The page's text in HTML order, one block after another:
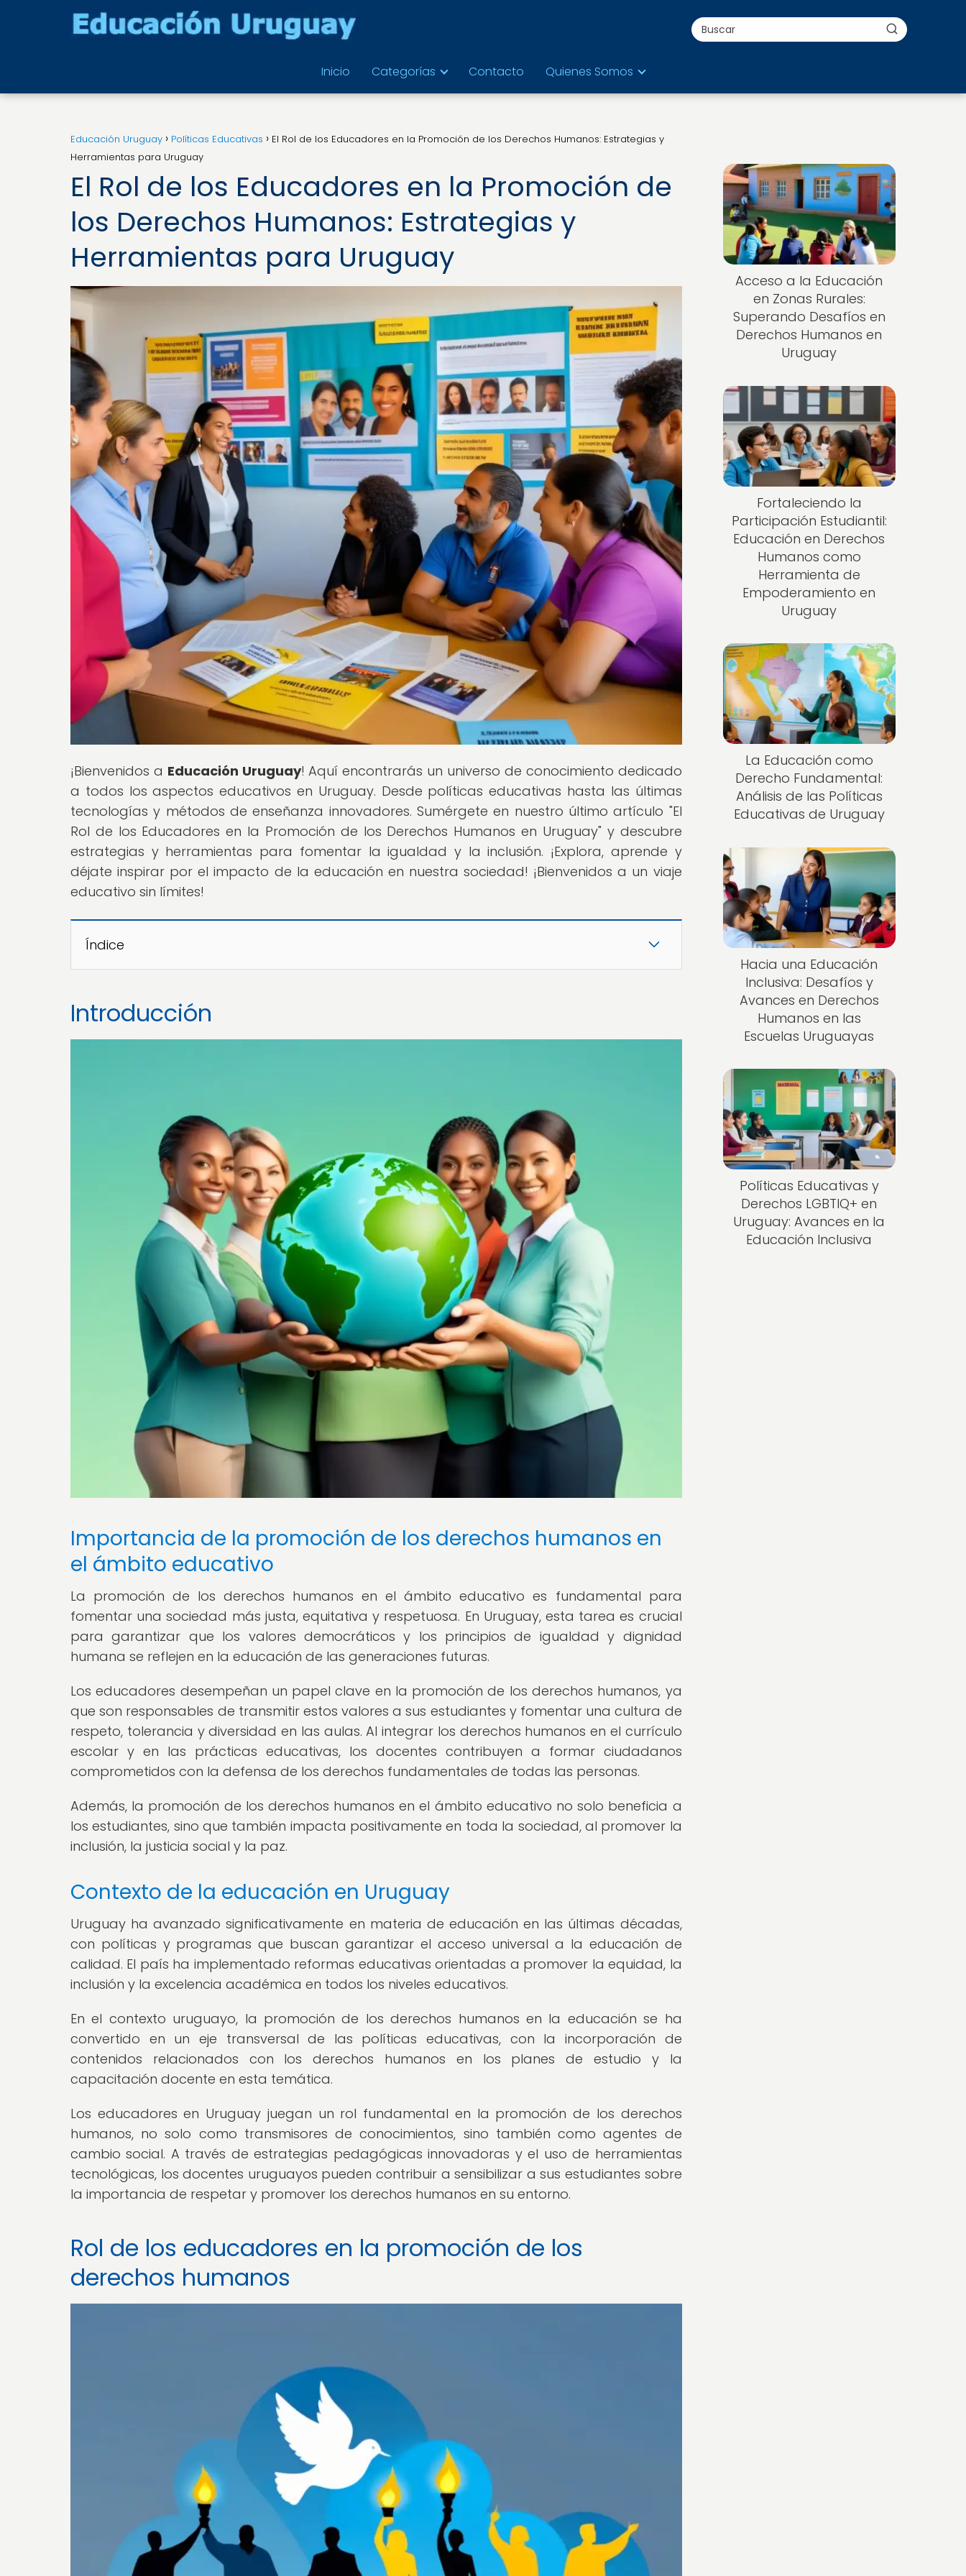
Inicio Categorías Contacto Quienes Somos
Educación Uruguay Políticas Educativas
El Rol de los Educadores en la Promoción de los Derechos Humanos: Estrategias y
Herramientas para Uruguay
El Rol de los Educadores en la Promoción de
los Derechos Humanos: Estrategias y
Herramientas para Uruguay
¡Bienvenidos a Educación Uruguay! Aquí encontrarás un universo de conocimiento dedicado
a todos los aspectos educativos en Uruguay. Desde políticas educativas hasta las últimas
tecnologías y métodos de enseñanza innovadores. Sumérgete en nuestro último artículo "El
Rol de los Educadores en la Promoción de los Derechos Humanos en Uruguay" y descubre
estrategias y herramientas para fomentar la igualdad y la inclusión. ¡Explora, aprende y
déjate inspirar por el impacto de la educación en nuestra sociedad! ¡Bienvenidos a un viaje
educativo sin límites!
Índice
Introducción
Importancia de la promoción de los derechos humanos en
el ámbito educativo
La promoción de los derechos humanos en el ámbito educativo es fundamental para
fomentar una sociedad más justa, equitativa y respetuosa. En Uruguay, esta tarea es crucial
para garantizar que los valores democráticos y los principios de igualdad y dignidad
humana se reflejen en la educación de las generaciones futuras.
Los educadores desempeñan un papel clave en la promoción de los derechos humanos, ya
que son responsables de transmitir estos valores a sus estudiantes y fomentar una cultura de
respeto, tolerancia y diversidad en las aulas. Al integrar los derechos humanos en el currículo
escolar y en las prácticas educativas, los docentes contribuyen a formar ciudadanos
comprometidos con la defensa de los derechos fundamentales de todas las personas.
Además, la promoción de los derechos humanos en el ámbito educativo no solo beneficia a
los estudiantes, sino que también impacta positivamente en toda la sociedad, al promover la
inclusión, la justicia social y la paz.
Contexto de la educación en Uruguay
Uruguay ha avanzado significativamente en materia de educación en las últimas décadas,
con políticas y programas que buscan garantizar el acceso universal a la educación de
calidad. El país ha implementado reformas educativas orientadas a promover la equidad, la
inclusión y la excelencia académica en todos los niveles educativos.
En el contexto uruguayo, la promoción de los derechos humanos en la educación se ha
convertido en un eje transversal de las políticas educativas, con la incorporación de
contenidos relacionados con los derechos humanos en los planes de estudio y la
capacitación docente en esta temática.
Los educadores en Uruguay juegan un rol fundamental en la promoción de los derechos
humanos, no solo como transmisores de conocimientos, sino también como agentes de
cambio social. A través de estrategias pedagógicas innovadoras y el uso de herramientas
tecnológicas, los docentes uruguayos pueden contribuir a sensibilizar a sus estudiantes sobre
la importancia de respetar y promover los derechos humanos en su entorno.
Rol de los educadores en la promoción de los
derechos humanos
Acceso a la Educación
en Zonas Rurales:
Superando Desafíos en
Derechos Humanos en
Uruguay
Fortaleciendo la
Participación Estudiantil:
Educación en Derechos
Humanos como
Herramienta de
Empoderamiento en
Uruguay
La Educación como
Derecho Fundamental:
Análisis de las Políticas
Educativas de Uruguay
Hacia una Educación
Inclusiva: Desafíos y
Avances en Derechos
Humanos en las
Escuelas Uruguayas
Políticas Educativas y
Derechos LGBTIQ+ en
Uruguay: Avances en la
Educación Inclusiva